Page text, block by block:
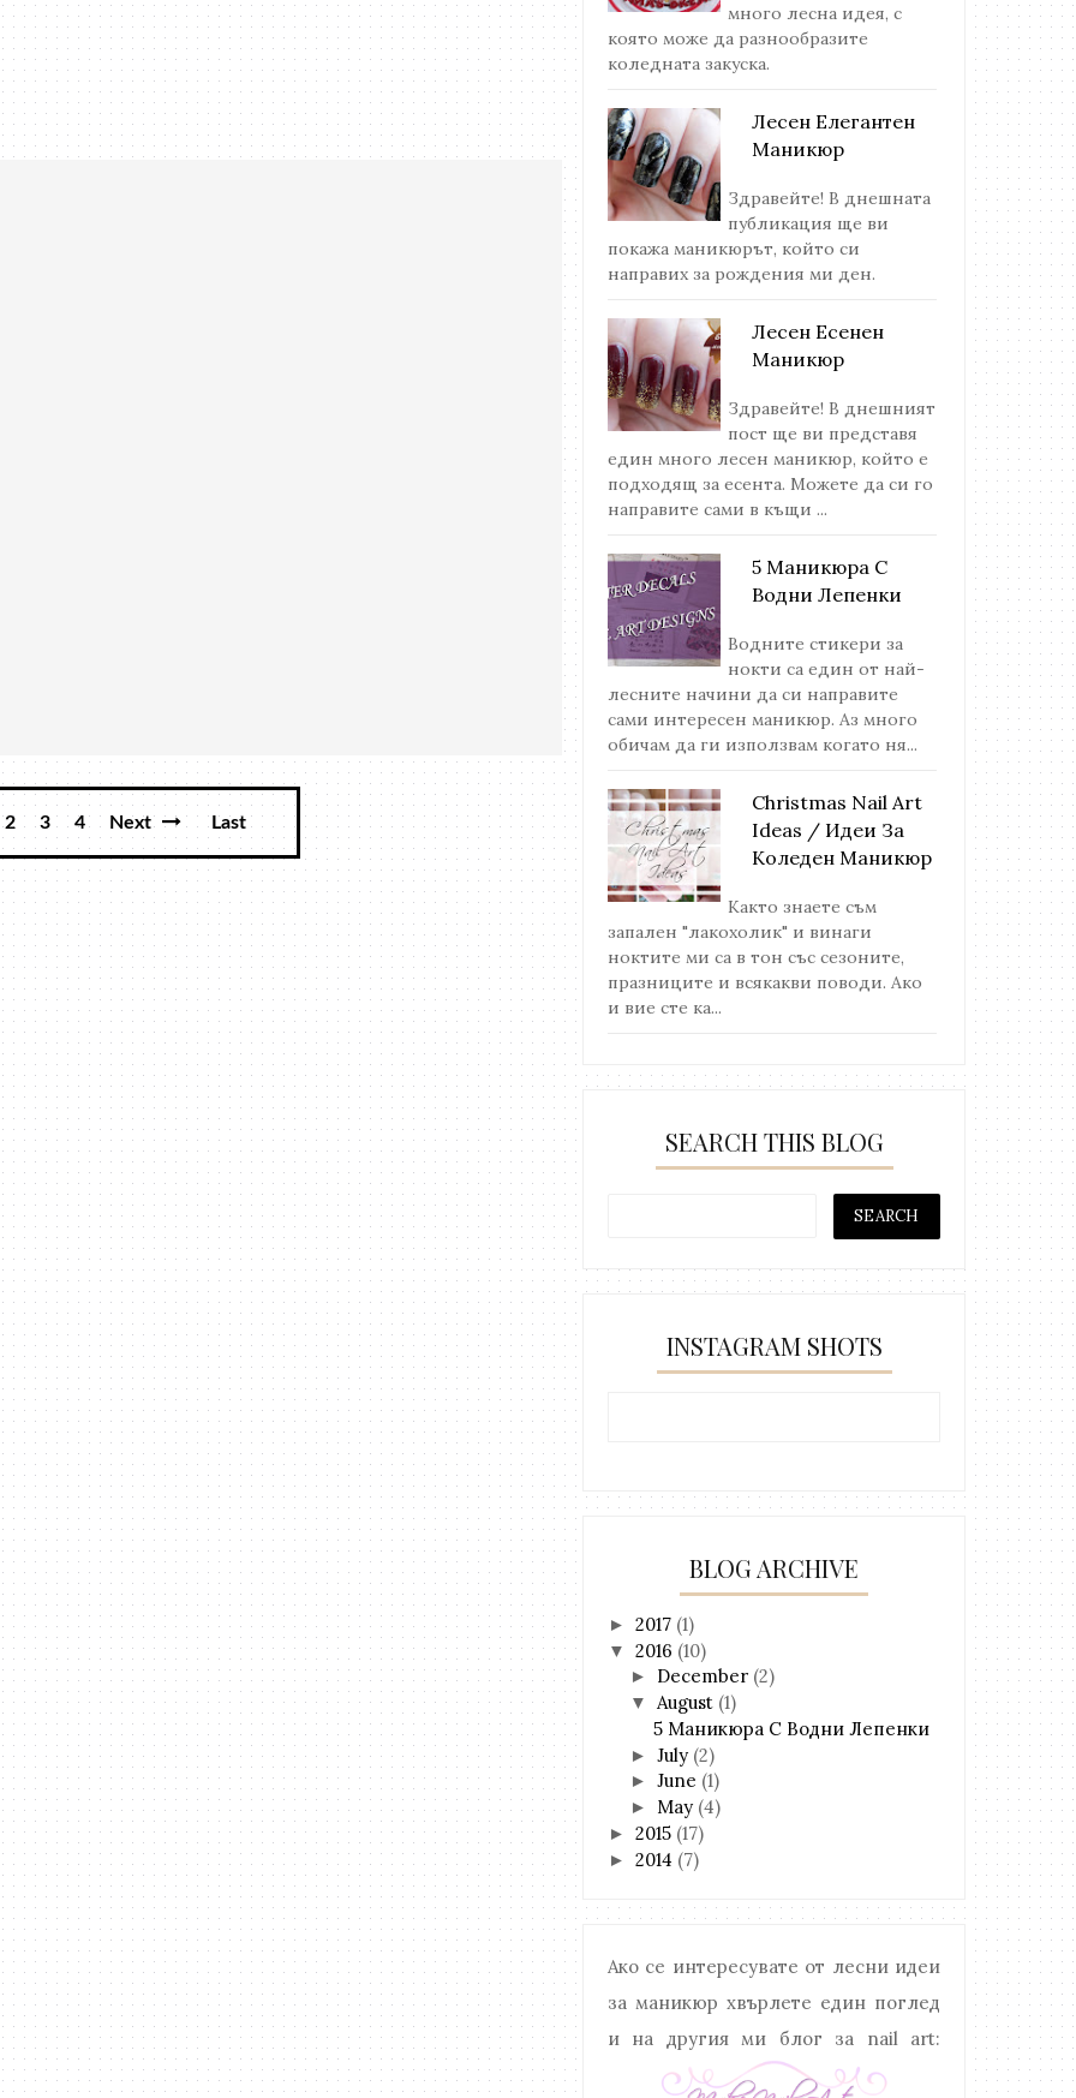
2 3 4 Next Last
много лесна идея, с
която може да разнообразите
коледната закуска.
Лесен Елегантен
Маникюр
Здравейте! В днешната
публикация ще ви
покажа маникюрът, който си
направих за рождения ми ден.
Лесен Есенен
Маникюр
Здравейте! В днешният
пост ще ви представя
един много лесен маникюр, който е
подходящ за есента. Можете да си го
направите сами в къщи ...
5 Маникюра С
Водни Лепенки
Водните стикери за
нокти са един от най-
лесните начини да си направите
сами интересен маникюр. Аз много
обичам да ги използвам когато ня...
Christmas Nail Art
Ideas / Идеи За
Коледен Маникюр
Както знаете съм
запален "лакохолик" и винаги
ноктите ми са в тон със сезоните,
празниците и всякакви поводи. Ако
и вие сте ка...
SEARCH THIS BLOG
INSTAGRAM SHOTS
BLOG ARCHIVE
► 2017 (1)
▼ 2016 (10)
► December (2)
▼ August (1)
5 Маникюра С Водни Лепенки
► July (2)
► June (1)
► May (4)
► 2015 (17)
► 2014 (7)
Ако се интересувате от лесни идеи
за маникюр хвърлете един поглед
и на другия ми блог за nail art: